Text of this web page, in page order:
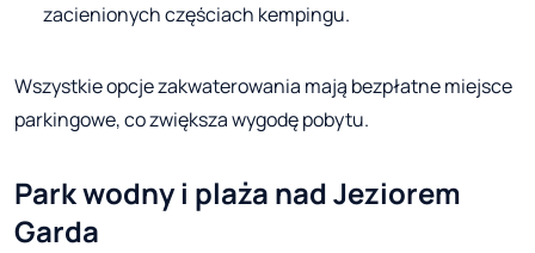
zacienionych częściach kempingu.
Wszystkie opcje zakwaterowania mają bezpłatne miejsce
parkingowe, co zwiększa wygodę pobytu.
Park wodny i plaża nad Jeziorem
Garda